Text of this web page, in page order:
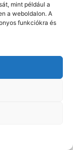
mint például a
a weboldalon. A
funkciókra és